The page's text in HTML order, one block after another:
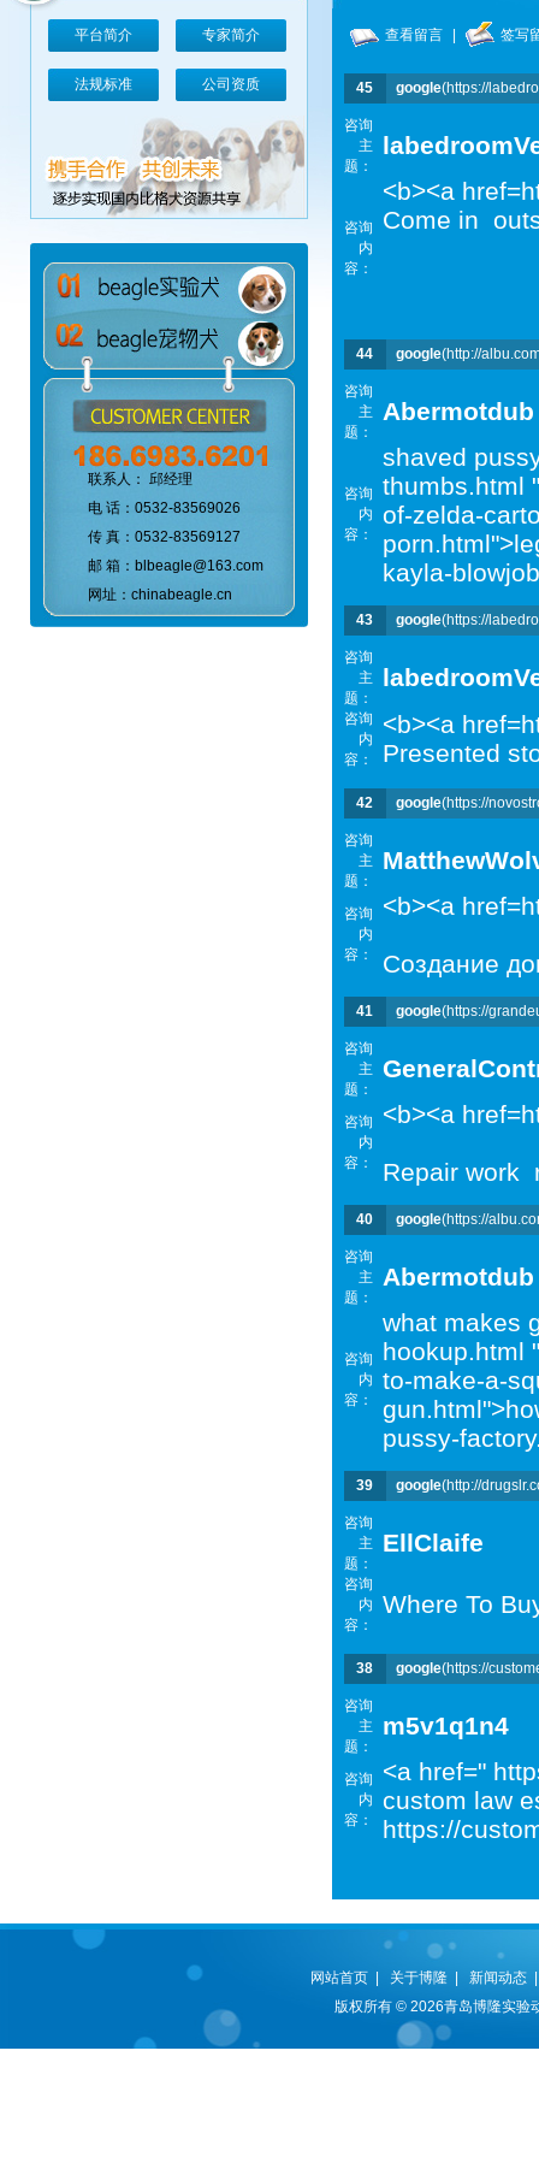
平台简介 专家简介
法规标准 公司资质
联系人： 邱经理
电 话：0532-83569026
传 真：0532-83569127
邮 箱：blbeagle@163.com
网址：chinabeagle.cn
查看留言 签写
45 google(https://
咨询
主
题：
咨询
内
容：
<b><a
Come in
44 google(http://
咨询
主
题：
Abermotdub
咨询
内
容：
shaved
thumbs.html
of-zelda-
kayla-
43 google(https://
咨询
主
题：
咨询
内
容：
<b><a
Presented
42 google(https://
咨询
主
题：
咨询
内
容：
<b><a
Создание
41 google(https://
咨询
主
题：
咨询
内
容：
<b><a
Repair work
40 google(https://
咨询
主
题：
Abermotdub
咨询
内
容：
what makes
hookup.html
to-make-a-
pussy-
39 google(http://
咨询
主
题：
EllClaife
咨询
内
容：
Where To
38 google(https://
咨询
主
题：
m5v1q1n4
咨询
内
容：
<a href="
custom law
https://
网站首页 关于博隆 |新闻动态
版权所有 © 2026青岛博隆实验